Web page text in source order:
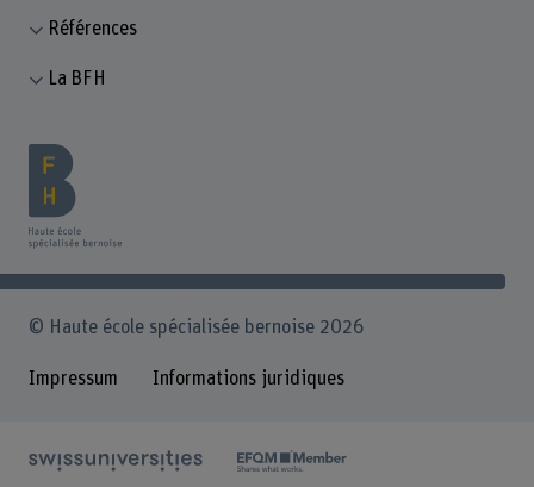
Références
La BFH
© Haute école spécialisée bernoise 2026
Impressum Informations juridiques